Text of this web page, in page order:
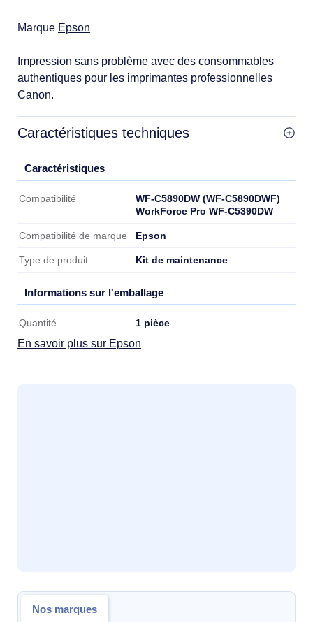
Marque Epson
Impression sans problème avec des consommables
authentiques pour les imprimantes professionnelles
Canon.
Caractéristiques techniques
Caractéristiques
Caractéristiques
Compatibilité
WF-C5890DW (WF-C5890DWF)
WorkForce Pro WF-C5390DW
Compatibilité de marque Epson
Type de produit Kit de maintenance
Informations sur l'emballage
Informations sur l'emballage
Quantité 1 pièce
En savoir plus sur Epson
Nos marques